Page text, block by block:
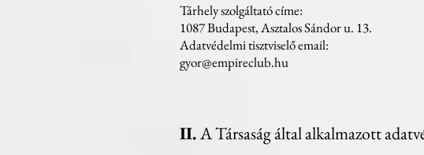
Tárhely szolgáltató címe:
1087 Budapest, Asztalos Sándor u. 13.
Adatvédelmi tisztviselő email:
gyor@empireclub.hu
II.A Társaság által alkalmazott